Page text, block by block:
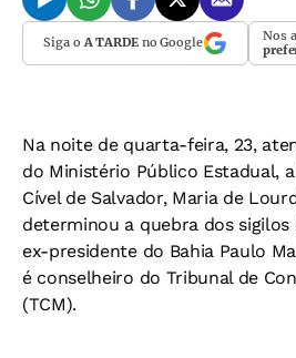
Siga oA TARDEno Google Nos
Na noite de quarta-feira, 23,
do Ministério Público Estadual, a
Cível de Salvador, Maria de
determinou a quebra dos
ex-presidente do Bahia Paulo
é conselheiro do Tribunal de
(TCM).